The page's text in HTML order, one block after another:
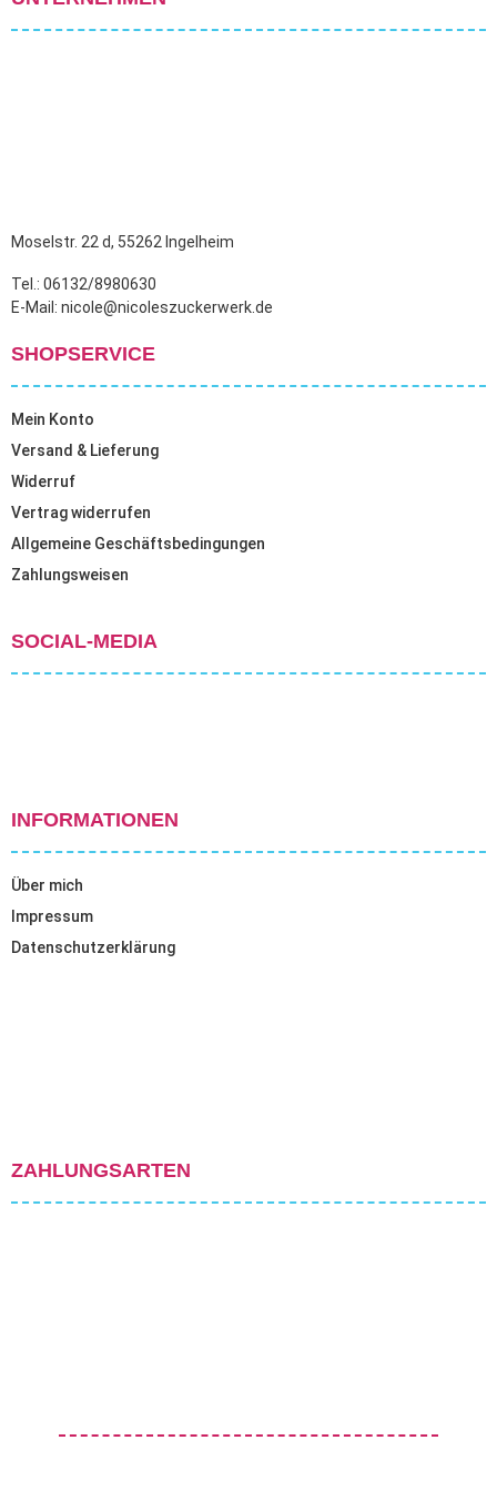
Moselstr. 22 d, 55262 Ingelheim
Tel.: 06132/8980630
E-Mail: nicole@nicoleszuckerwerk.de
SHOPSERVICE
Mein Konto
Versand & Lieferung
Widerruf
Vertrag widerrufen
Allgemeine Geschäftsbedingungen
Zahlungsweisen
SOCIAL-MEDIA
INFORMATIONEN
Über mich
Impressum
Datenschutzerklärung
ZAHLUNGSARTEN